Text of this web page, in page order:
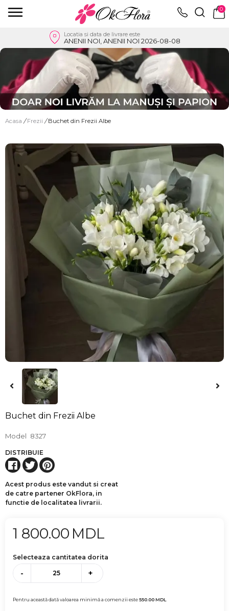
0
Locatia si data de livrare este
ANENII NOI, ANENII NOI 2026-08-08
Acasa / Frezii / Buchet din Frezii Albe
Buchet din Frezii Albe
Model 8327
DISTRIBUIE
Acest produs este vandut si creat
de catre partener OkFlora, in
functie de localitatea livrarii.
1 800.00 MDL
Selecteaza cantitatea dorita
- +
Pentru această dată valoarea minimă a comenzii este550.00MDL